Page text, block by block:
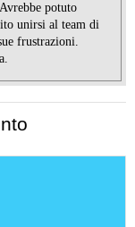
potuto
unirsi al team di
frustrazioni.